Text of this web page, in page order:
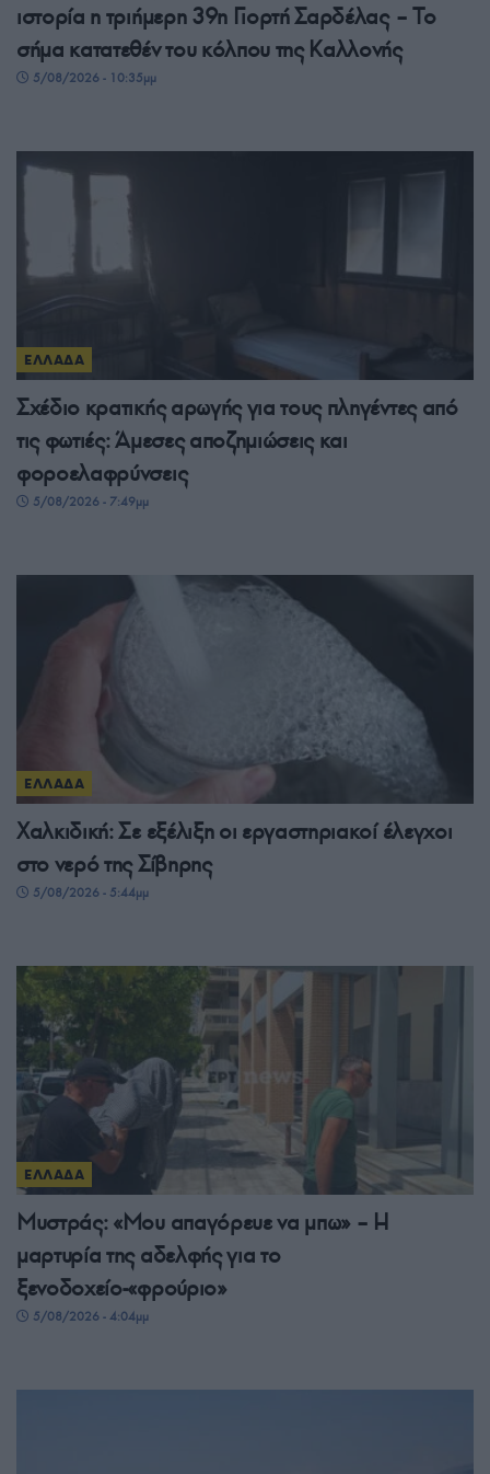
ιστορία η τριήμερη 39η Γιορτή Σαρδέλας – Το
σήμα κατατεθέν του κόλπου της Καλλονής
5/08/2026 - 10:35μμ
ΕΛΛΑΔΑ
Σχέδιο κρατικής αρωγής για τους πληγέντες από
τις φωτιές: Άμεσες αποζημιώσεις και
φοροελαφρύνσεις
5/08/2026 - 7:49μμ
ΕΛΛΑΔΑ
Χαλκιδική: Σε εξέλιξη οι εργαστηριακοί έλεγχοι
στο νερό της Σίβηρης
5/08/2026 - 5:44μμ
ΕΛΛΑΔΑ
Μυστράς: «Μου απαγόρευε να μπω» – Η
μαρτυρία της αδελφής για το
ξενοδοχείο-«φρούριο»
5/08/2026 - 4:04μμ